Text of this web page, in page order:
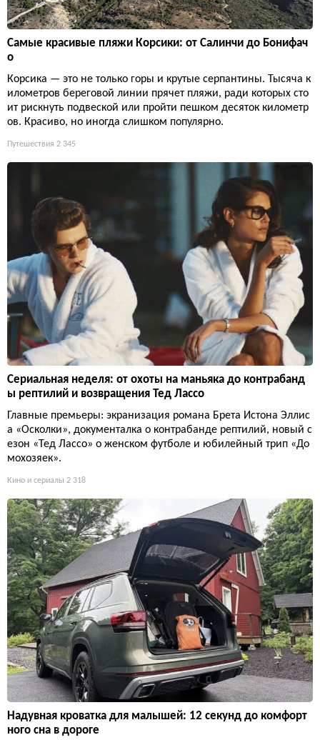
Самые красивые пляжи Корсики: от Салинчи до Бонифач
о
Корсика — это не только горы и крутые серпантины. Тысяча к
илометров береговой линии прячет пляжи, ради которых сто
ит рискнуть подвеской или пройти пешком десяток километр
ов. Красиво, но иногда слишком популярно.
Путешествия 2 345
Сериальная неделя: от охоты на маньяка до контрабанд
ы рептилий и возвращения Тед Лассо
Главные премьеры: экранизация романа Брета Истона Эллис
а «Осколки», документалка о контрабанде рептилий, новый с
езон «Тед Лассо» о женском футболе и юбилейный трип «До
мохозяек».
Кино и сериалы 2 318
Надувная кроватка для малышей: 12 секунд до комфорт
ного сна в дороге